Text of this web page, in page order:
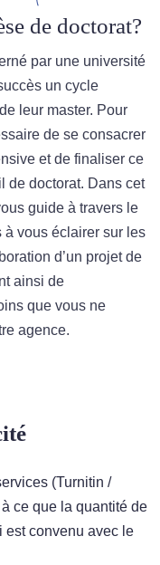
de doctorat?
par une université
un cycle
leur master. Pour
de se consacrer
et de finaliser ce
de doctorat. Dans cet
guide à travers le
à vous éclairer sur les
d’un projet de
ainsi de
que vous ne
agence.
(Turnitin /
ce que la quantité de
est convenu avec le